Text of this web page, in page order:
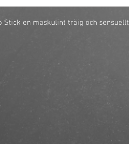
Stick en maskulint träig och sensuellt